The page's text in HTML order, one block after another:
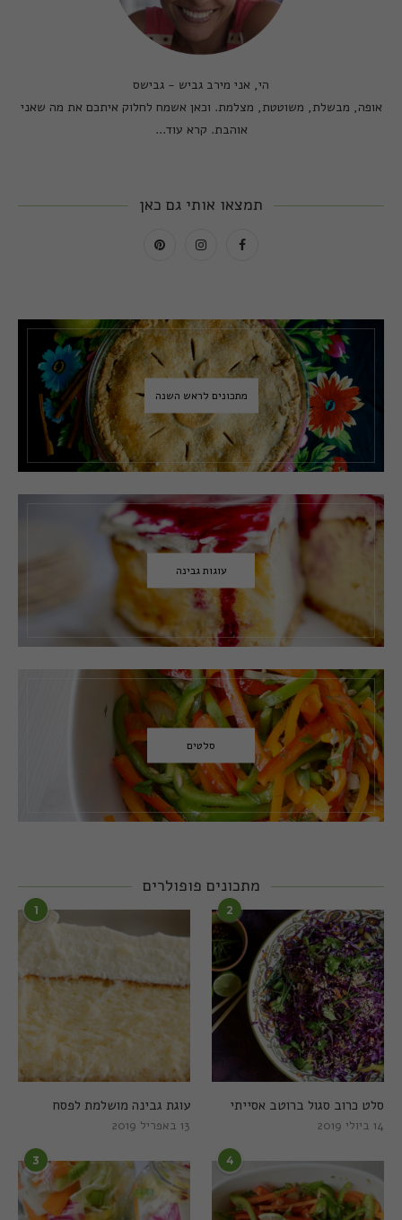
הי, אני מירב גביש - גבישס
אופה, מבשלת, משוטטת, מצלמת. וכאן אשמח לחלוק איתכם את מה שאני
אוהבת. קרא עוד...
תמצאו אותי גם כאן
מתכונים לראש השנה
עוגות גבינה
סלטים
מתכונים פופולרים
1
עוגת גבינה מושלמת לפסח
13 באפריל 2019
2
סלט כרוב סגול ברוטב אסייתי
14 ביולי 2019
3 4